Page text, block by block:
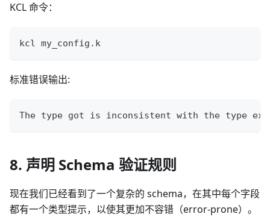
KCL 命令：
kcl my_config . k
标准错误输出:
The type got is inconsistent with the type
8. 声明 Schema 验证规则
现在我们已经看到了一个复杂的 schema，在其中每个字段
都有一个类型提示，以使其更加不容错（error-prone）。